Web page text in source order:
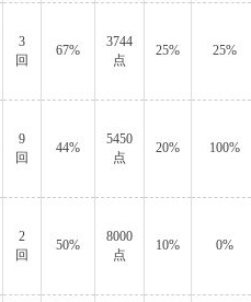
3
回
67%
3744
点
25% 25%
9
回
44%
5450
点
20% 100%
2
回
50%
8000
点
10% 0%